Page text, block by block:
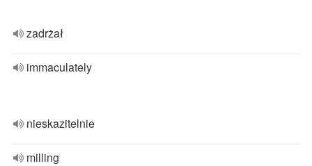
zadrżał
immaculately
nieskazitelnie
milling